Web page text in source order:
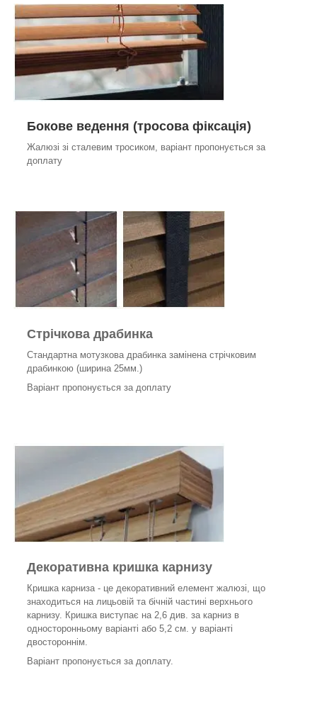
Бокове ведення (тросова фіксація)
Жалюзі зі сталевим тросиком, варіант пропонується за
доплату
Стрічкова драбинка
Стандартна мотузкова драбинка замінена стрічковим
драбинкою (ширина 25мм.)
Варіант пропонується за доплату
Декоративна кришка карнизу
Кришка карниза - це декоративний елемент жалюзі, що
знаходиться на лицьовій та бічній частині верхнього
карнизу. Кришка виступає на 2,6 див. за карниз в
односторонньому варіанті або 5,2 см. у варіанті
двостороннім.
Варіант пропонується за доплату.